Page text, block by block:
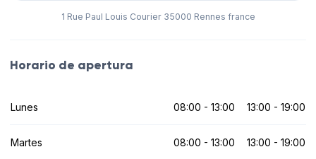
1 Rue Paul Louis Courier 35000 Rennes france
Horario de apertura
Lunes 08:00 - 13:00 13:00 - 19:00
Martes 08:00 - 13:00 13:00 - 19:00